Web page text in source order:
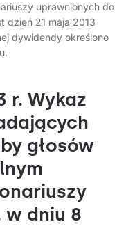
uprawnionych do
dzień 21 maja 2013
dywidendy określono
r. Wykaz
głosów
w dniu 8